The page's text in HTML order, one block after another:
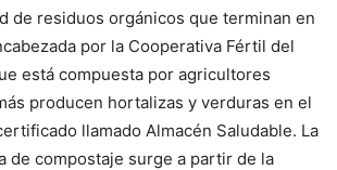
de residuos orgánicos que terminan en
por la Cooperativa Fértil del
está compuesta por agricultores
producen hortalizas y verduras en el
llamado Almacén Saludable. La
de compostaje surge a partir de la